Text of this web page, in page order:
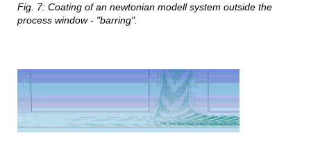
Fig. 7: Coating of an newtonian modell system outside the
process window - "barring".